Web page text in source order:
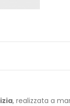
, realizzata a